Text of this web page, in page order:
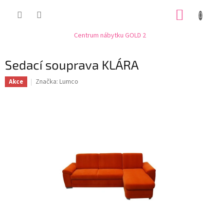
Centrum nábytku GOLD 2
Sedací souprava KLÁRA
Akce Značka: Lumco